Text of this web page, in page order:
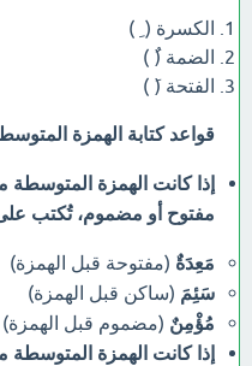
الكسرة ( ِ )
الضمة (ُ )
الفتحة (َ )
قواعد كتابة الهمزة
إذا كانت الهمزة المتوسطة
مفتوح أو مضموم، تُكتب
مَعِدَةٌ (مفتوحة قبل الهمزة)
سَئِمَ (ساكن قبل الهمزة)
مُؤْمِنٌ (مضموم قبل الهمزة)
إذا كانت الهمزة